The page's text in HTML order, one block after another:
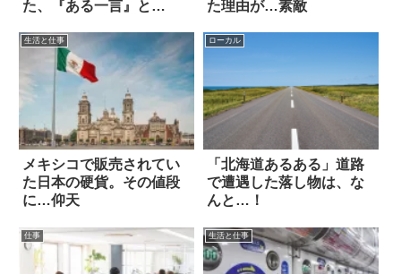
た、『ある一言』と
た理由が…素敵
生活と仕事
メキシコで販売されてい
た日本の硬貨。その値段
に…仰天
ローカル
「北海道あるある」道路
で遭遇した落し物は、な
んと…！
仕事 生活と仕事